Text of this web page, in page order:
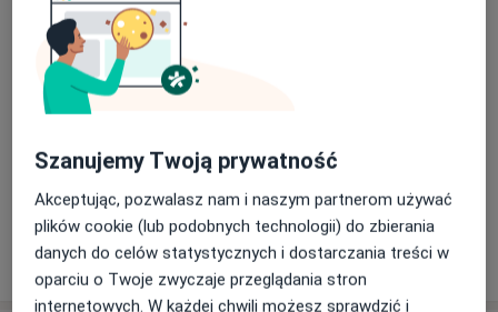
Dostępność
Pokaż kalendarz
Telefon
52 525...Pokaż numer telefonu
Pokaż więcej
o adresie
Szanujemy Twoją prywatność
Akceptując, pozwalasz nam i naszym partnerom używać
plików cookie (lub podobnych technologii) do zbierania
danych do celów statystycznych i dostarczania treści w
oparciu o Twoje zwyczaje przeglądania stron
internetowych. W każdej chwili możesz sprawdzić i